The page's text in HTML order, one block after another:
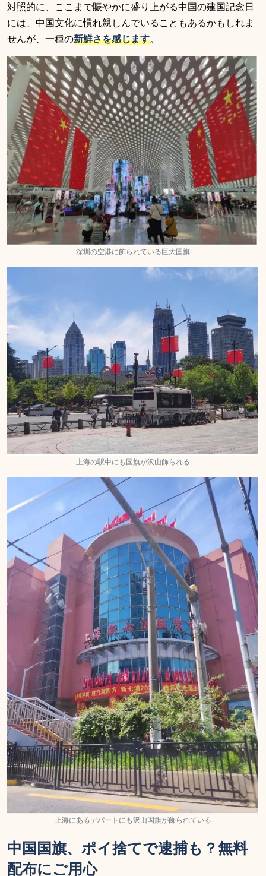
対照的に、ここまで賑やかに盛り上がる中国の建国記念日
には、中国文化に慣れ親しんでいることもあるかもしれま
せんが、一種の新鮮さを感じます。
深圳の空港に飾られている巨大国旗
上海の駅中にも国旗が沢山飾られる
上海にあるデパートにも沢山国旗が飾られている
中国国旗、ポイ捨てで逮捕も？無料
配布にご用心